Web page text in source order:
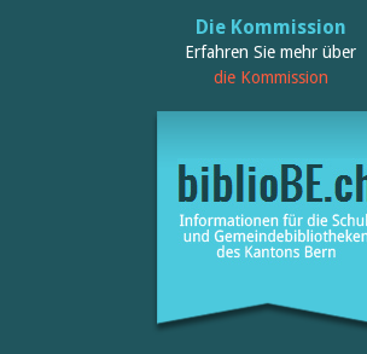
Die Kommission
Erfahren Sie mehr über
die Kommission